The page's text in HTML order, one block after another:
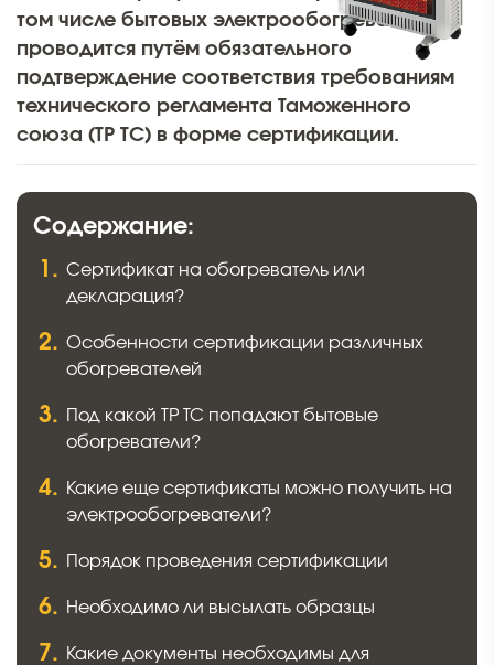
том числе бытовых электрообогревателей,
проводится путём обязательного
подтверждение соответствия требованиям
технического регламента Таможенного
союза (ТР ТС) в форме сертификации.
Содержание:
Сертификат на обогреватель или
декларация?
Особенности сертификации различных
обогревателей
Под какой ТР ТС попадают бытовые
обогреватели?
Какие еще сертификаты можно получить на
электрообогреватели?
Порядок проведения сертификации
Необходимо ли высылать образцы
Какие документы необходимы для